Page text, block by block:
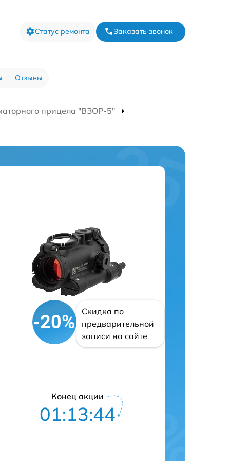
Статус ремонта Заказать звонок
Отзывы
прицела "ВЗОР-5"
-20%
Скидка по
предварительной
записи на сайте
Конец акции
01:13:43